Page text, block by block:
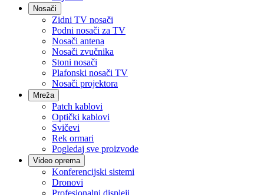
Nosači
Zidni TV nosači
Podni nosači za TV
Nosači antena
Nosači zvučnika
Stoni nosači
Plafonski nosači TV
Nosači projektora
Mreža
Patch kablovi
Optički kablovi
Svičevi
Rek ormari
Pogledaj sve proizvode
Video oprema
Konferencijski sistemi
Dronovi
Profesionalni displeji